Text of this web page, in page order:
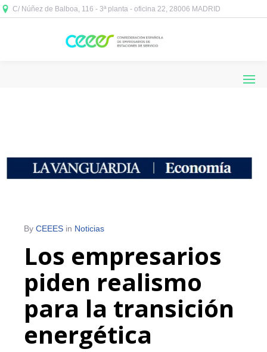
C/ Núñez de Balboa, 116 - 3ª planta - oficina 22, 28006 MADRID
By CEEES in Noticias
Los empresarios
piden realismo
para la transición
energética